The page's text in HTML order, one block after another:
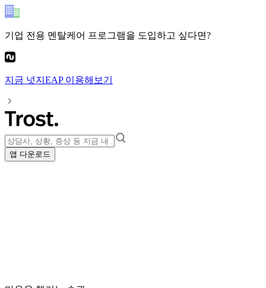
기업 전용 멘탈케어 프로그램을 도입하고 싶다면?
지금 넛지EAP이용해보기
앱 다운로드